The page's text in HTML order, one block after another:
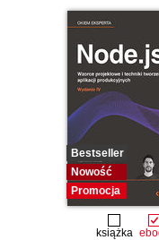
Bestseller
Nowość
Promocja
książka